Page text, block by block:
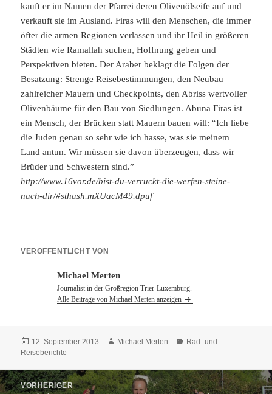
kauft er im Namen der Pfarrei deren Olivenölseife auf und
verkauft sie im Ausland. Firas will den Menschen, die immer
öfter die armen Regionen verlassen und ihr Heil in größeren
Städten wie Ramallah suchen, Hoffnung geben und
Perspektiven bieten. Der Araber beklagt die Folgen der
Besatzung: Strenge Reisebestimmungen, den Neubau
zahlreicher Mauern und Checkpoints, den Abriss wertvoller
Olivenbäume für den Bau von Siedlungen. Abuna Firas ist
ein Mensch, der Brücken statt Mauern bauen will: “Ich liebe
die Juden genau so sehr wie ich hasse, was sie meinem
Land antun. Wir müssen sie davon überzeugen, dass wir
Brüder und Schwestern sind.”
http://www.16vor.de/bist-du-verruckt-die-werfen-steine-
nach-dir/#sthash.mXUacM49.dpuf
VERÖFFENTLICHT VON
Michael Merten
Journalist in der Großregion Trier-Luxemburg.
Alle Beiträge von Michael Merten anzeigen
Veröffentlicht
am
12. September 2013 Autor
Michael Merten Kategorien
Rad- und
Reiseberichte
Beitragsnavigation
VORHERIGER